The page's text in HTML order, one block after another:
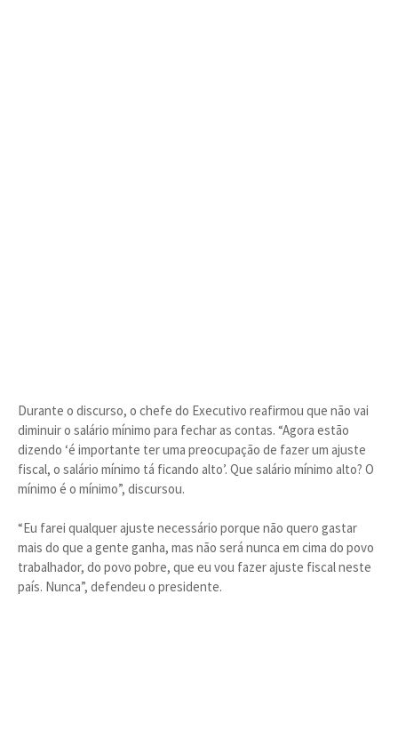
Durante o discurso, o chefe do Executivo reafirmou que não vai
diminuir o salário mínimo para fechar as contas. “Agora estão
dizendo ‘é importante ter uma preocupação de fazer um ajuste
fiscal, o salário mínimo tá ficando alto’. Que salário mínimo alto? O
mínimo é o mínimo”, discursou.
“Eu farei qualquer ajuste necessário porque não quero gastar
mais do que a gente ganha, mas não será nunca em cima do povo
trabalhador, do povo pobre, que eu vou fazer ajuste fiscal neste
país. Nunca”, defendeu o presidente.